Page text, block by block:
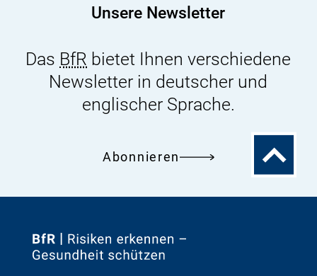
Unsere Newsletter
Das BfR bietet Ihnen verschiedene
Newsletter in deutscher und
englischer Sprache.
Abonnieren
Zum
Zur